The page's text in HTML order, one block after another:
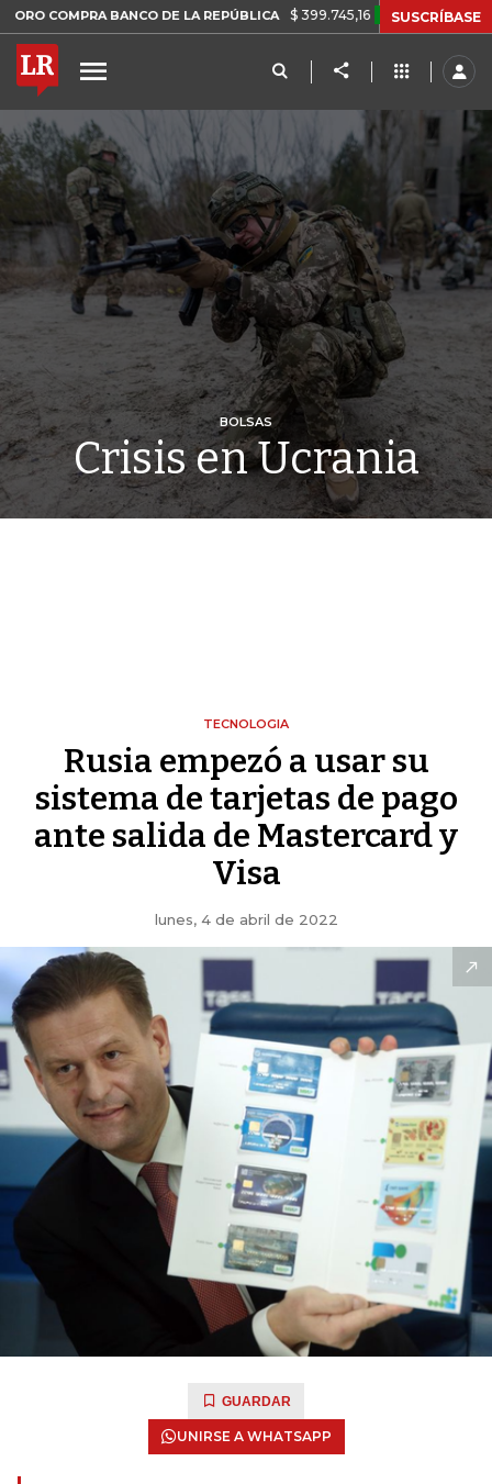
BANCO DE LA REPÚBLICA $ 399.745,16 +$ 2.295,71 +0,58%
SUSCRÍBASE
BOLSAS
Crisis en Ucrania
TECNOLOGIA
Rusia empezó a usar su
sistema de tarjetas de pago
ante salida de Mastercard y
Visa
lunes, 4 de abril de 2022
GUARDAR
UNIRSE A WHATSAPP